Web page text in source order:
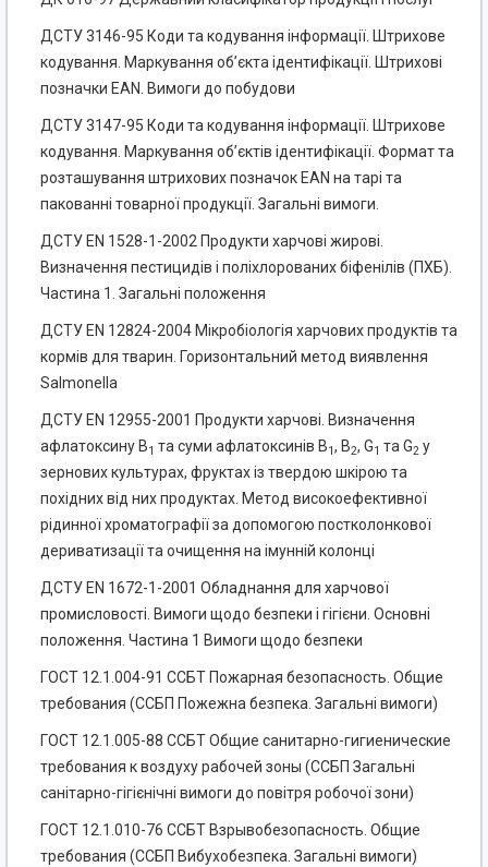
ДСТУ 3146-95 Коди та кодування інформації. Штрихове
кодування. Маркування об’єкта ідентифікації. Штрихові
позначки ЕАN. Вимоги до побудови
ДСТУ 3147-95 Коди та кодування інформації. Штрихове
кодування. Маркування об’єктів ідентифікації. Формат та
розташування штрихових позначок ЕАN на тарі та
пакованні товарної продукції. Загальні вимоги.
ДСТУ EN 1528-1-2002 Продукти харчові жирові.
Визначення пестицидів і поліхлорованих біфенілів (ПХБ).
Частина 1. Загальні положення
ДСТУ EN 12824-2004 Мікробіологія харчових продуктів та
кормів для тварин. Горизонтальний метод виявлення
Salmonella
ДСТУ EN 12955-2001 Продукти харчові. Визначення
афлатоксину В1 та суми афлатоксинів В1, В2, G1 та G2 у
зернових культурах, фруктах із твердою шкірою та
похідних від них продуктах. Метод високоефективної
рідинної хроматографії за допомогою постколонкової
дериватизації та очищення на імунній колонці
ДСТУ ЕN 1672-1-2001 Обладнання для харчової
промисловості. Вимоги щодо безпеки і гігієни. Основні
положення. Частина 1 Вимоги щодо безпеки
ГОСТ 12.1.004-91 ССБТ Пожарная безопасность. Общие
требования (ССБП Пожежна безпека. Загальні вимоги)
ГОСТ 12.1.005-88 ССБТ Общие санитарно-гигиенические
требования к воздуху рабочей зоны (ССБП Загальні
санітарно-гігієнічні вимоги до повітря робочої зони)
ГОСТ 12.1.010-76 ССБТ Взрывобезопасность. Общие
требования (ССБП Вибухобезпека. Загальні вимоги)